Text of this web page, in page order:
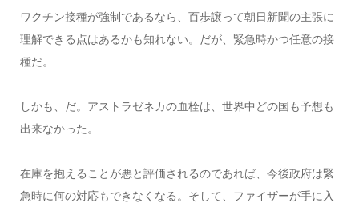
ワクチン接種が強制であるなら、百歩譲って朝日新聞の主張に
理解できる点はあるかも知れない。だが、緊急時かつ任意の接
種だ。
しかも、だ。アストラゼネカの血栓は、世界中どの国も予想も
出来なかった。
在庫を抱えることが悪と評価されるのであれば、今後政府は緊
急時に何の対応もできなくなる。そして、ファイザーが手に入